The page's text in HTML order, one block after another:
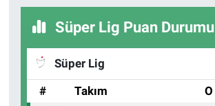
Süper Lig Puan Durumu
Süper Lig
#
Takım O